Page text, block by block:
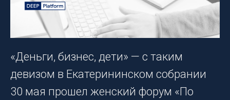
«Деньги, бизнес, дети» — с таким
девизом в Екатерининском собрании
30 мая прошел женский форум «По